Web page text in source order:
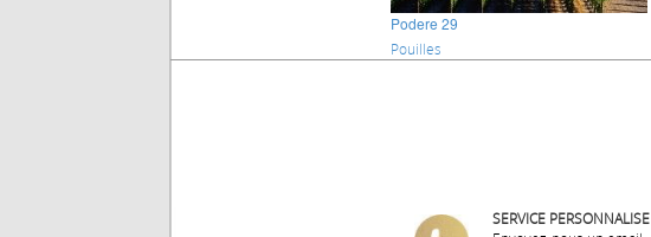
Podere 29
Pouilles
SERVICE PERSONNALISE